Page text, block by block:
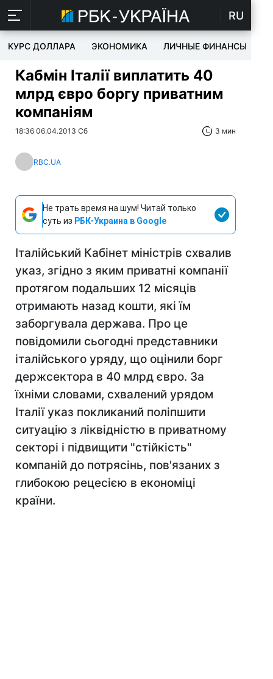
RU
КУРС ДОЛЛАРА ЭКОНОМИКА ЛИЧНЫЕ ФИНАНСЫ
Кабмін Італії виплатить 40
млрд євро боргу приватним
компаніям
18:36 06.04.2013 Сб 3 мин
RBC.UA
Не трать время на шум! Читай только
суть из РБК-Украина в Google
Італійський Кабінет міністрів схвалив
указ, згідно з яким приватні компанії
протягом подальших 12 місяців
отримають назад кошти, які їм
заборгувала держава. Про це
повідомили сьогодні представники
італійського уряду, що оцінили борг
держсектора в 40 млрд євро. За
їхніми словами, схвалений урядом
Італії указ покликаний поліпшити
ситуацію з ліквідністю в приватному
секторі і підвищити "стійкість"
компаній до потрясінь, пов'язаних з
глибокою рецесією в економіці
країни.